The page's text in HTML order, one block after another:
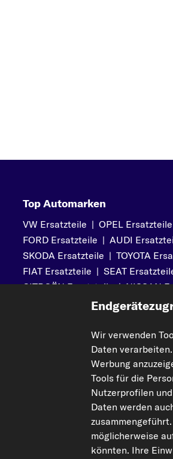
Top Automarken
VW Ersatzteile | OPEL Ersatzteile
FORD Ersatzteile | AUDI
SKODA Ersatzteile | TOYOTA
FIAT Ersatzteile | SEAT
CITROËN Ersatzteile | NISSAN
MITSUBISHI Ersatzteile |
Mehr von kfzteile24
Corporate Website
Wir verwenden
Daten
Werbung
Tools für die
Nutzerprofilen
Daten werden
möglicherweise
könnten. Ihre